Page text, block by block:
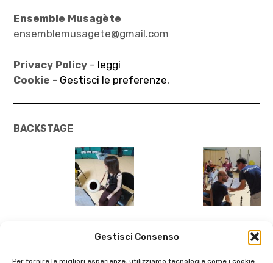
Gestisci Consenso
Per fornire le migliori esperienze, utilizziamo tecnologie come i cookie
Ensemble Musagète
ensemblemusagete@gmail.com
Privacy Policy – leggi
Cookie - Gestisci le preferenze.
BACKSTAGE